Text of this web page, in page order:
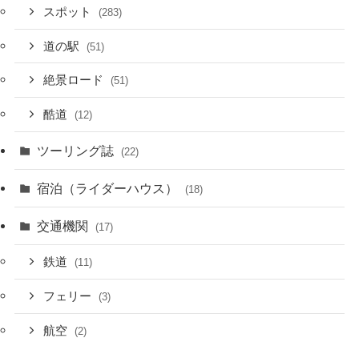
スポット (283)
道の駅 (51)
絶景ロード (51)
酷道 (12)
ツーリング誌 (22)
宿泊（ライダーハウス） (18)
交通機関 (17)
鉄道 (11)
フェリー (3)
航空 (2)